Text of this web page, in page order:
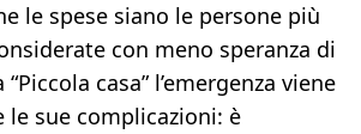
le spese siano le persone più
con meno speranza di
casa” l’emergenza viene
sue complicazioni: è